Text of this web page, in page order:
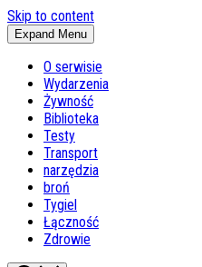
Skip to content
Expand Menu
O serwisie
Wydarzenia
Żywność
Biblioteka
Testy
Transport
narzędzia
broń
Tygiel
Łączność
Zdrowie